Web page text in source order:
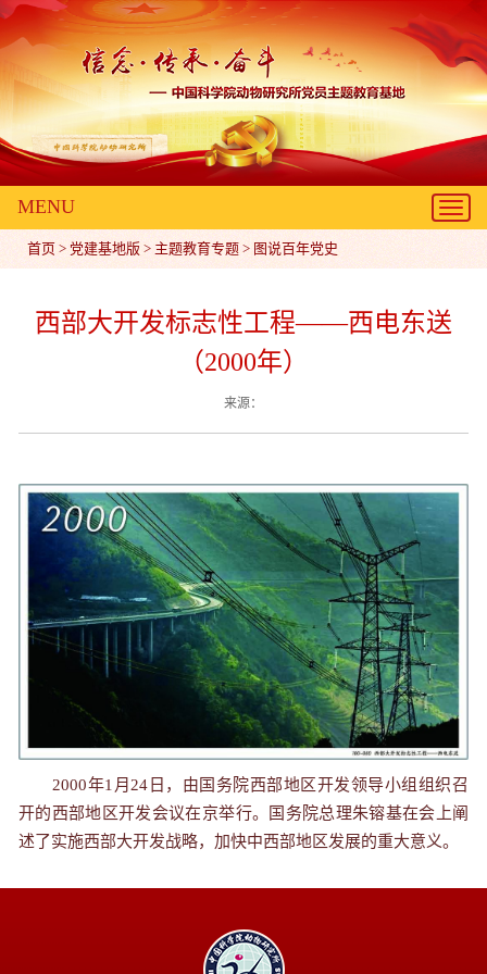
MENU
首页 > 党建基地版 > 主题教育专题 > 图说百年党史
西部大开发标志性工程——西电东送
（2000年）
来源：
2000年1月24日，由国务院西部地区开发领导小组组织召
开的西部地区开发会议在京举行。国务院总理朱镕基在会上阐
述了实施西部大开发战略，加快中西部地区发展的重大意义。